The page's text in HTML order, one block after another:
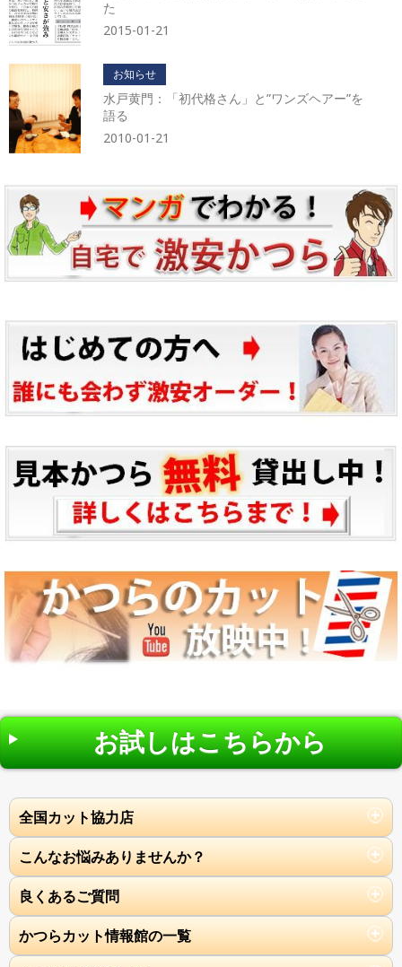
た
2015-01-21
お知らせ
水戸黄門：「初代格さん」と”ワンズヘアー”を
語る
2010-01-21
お試しはこちらから
全国カット協力店
こんなお悩みありませんか？
良くあるご質問
かつらカット情報館の一覧